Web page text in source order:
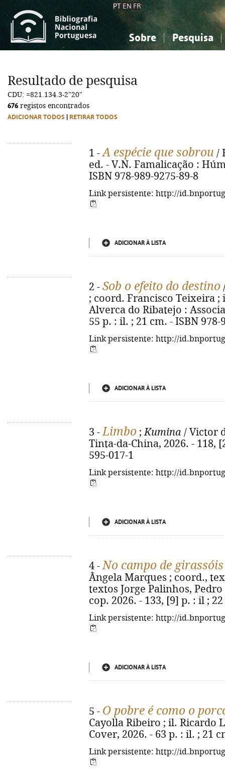
PT EN FR
Sobre Pesquisa
Ciências sociais...
Ciências sociais...
Resultado de pesquisa
CDU: =821.134.3-2"20"
676 registos encontrados
ADICIONAR TODOS RETIRAR TODOS
1 -A espécie que sobrou /
ed. - V.N. Famalicação :
ISBN 978-989-9275-89-8
Link persistente: http://
ADICIONAR À LISTA
2 - Sob o efeito do destino
; coord. Francisco Teixeira ;
Alverca do Ribatejo :
55 p. : il. ; 21 cm. - ISBN 978-
Link persistente: http://
ADICIONAR À LISTA
3 -Limbo ;Kumina / Victor
Tinta-da-China, 2026. - 118,
595-017-1
Link persistente: http://
ADICIONAR À LISTA
4 -No campo de
Ângela Marques ; coord.,
textos Jorge Palinhos,
cop. 2026. - 133, [9] p. : il ;
Link persistente: http://
ADICIONAR À LISTA
5 - O pobre é como o
Cayolla Ribeiro ; il. Ricardo
Cover, 2026. - 63 p. : il. ; 21
Link persistente: http://